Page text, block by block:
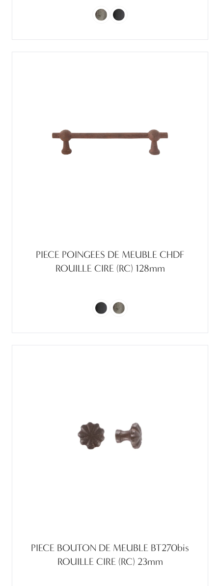
PIECE POINGEES DE MEUBLE CHDF
ROUILLE CIRE (RC) 128mm
PIECE BOUTON DE MEUBLE BT270bis
ROUILLE CIRE (RC) 23mm